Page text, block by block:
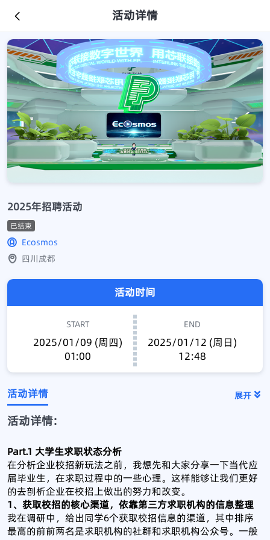
活动详情
2025年招聘活动
已结束
Ecosmos
四川成都
活动时间
START
2025/01/09 (周四)
01:00
END
2025/01/12 (周日)
12:48
活动详情 展开
活动详情:
Part.1 大学生求职状态分析
在分析企业校招新玩法之前，我想先和大家分享一下当代应
届毕业生，在求职过程中的一些心理。这样能够让我们更好
的去剖析企业在校招上做出的努力和改变。
1、获取校招的核心渠道，依靠第三方求职机构的信息整理
我在调研中，给出同学6个获取校招信息的渠道，其中排序
最高的前前两名是求职机构的社群和求职机构公众号。一般